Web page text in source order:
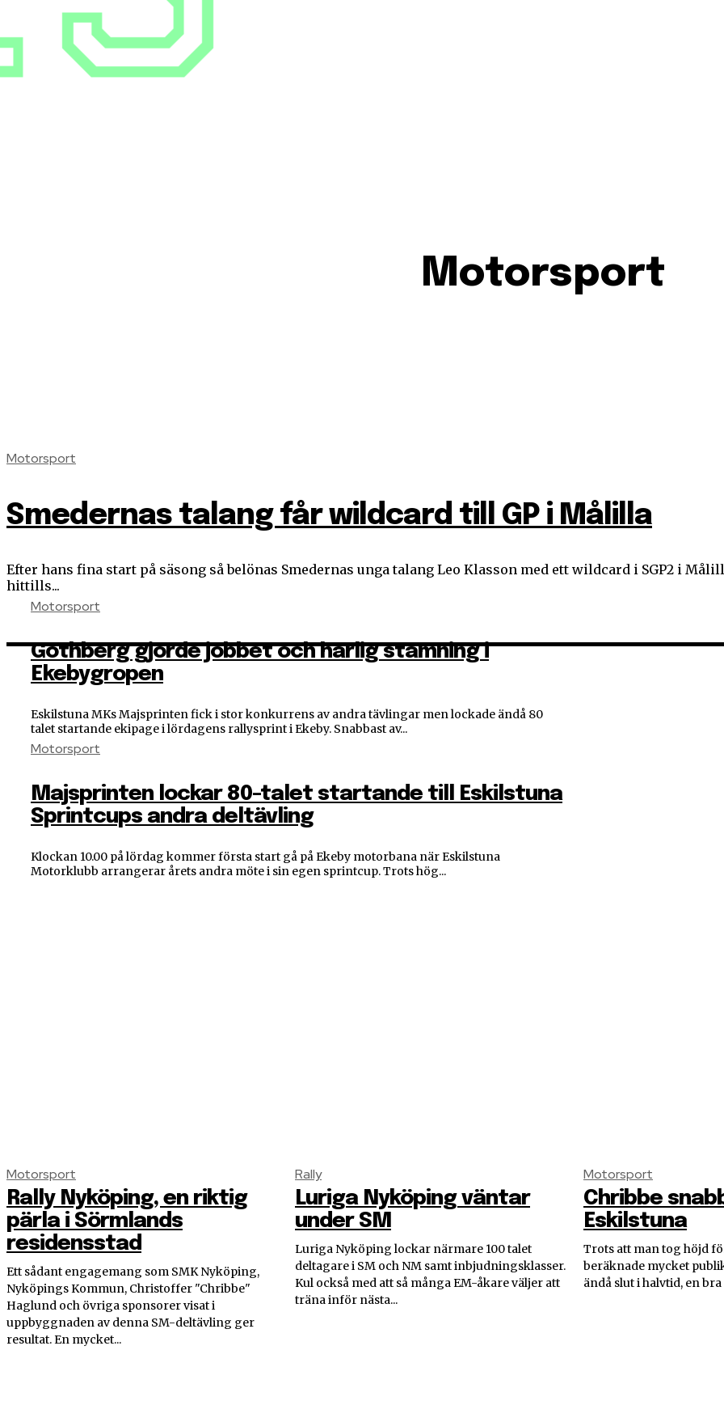
Motorsport
Motorsport
Smedernas talang får wildcard till GP i Målilla
Efter hans fina start på säsong så belönas Smedernas unga talang Leo Klasson med ett wildcard i SGP2 i Målilla. Leo Klasson har bara gjort en match för
hittills...
Motorsport
Göthberg gjorde jobbet och härlig stämning i
Ekebygropen
Eskilstuna MKs Majsprinten fick i stor konkurrens av andra tävlingar men lockade ändå 80
talet startande ekipage i lördagens rallysprint i Ekeby. Snabbast av...
Motorsport
Majsprinten lockar 80-talet startande till Eskilstuna
Sprintcups andra deltävling
Klockan 10.00 på lördag kommer första start gå på Ekeby motorbana när Eskilstuna
Motorklubb arrangerar årets andra möte i sin egen sprintcup. Trots hög...
Motorsport
Rally Nyköping, en riktig
pärla i Sörmlands
residensstad
Ett sådant engagemang som SMK Nyköping,
Nyköpings Kommun, Christoffer "Chribbe"
Haglund och övriga sponsorer visat i
uppbyggnaden av denna SM-deltävling ger
resultat. En mycket...
Rally
Luriga Nyköping väntar
under SM
Luriga Nyköping lockar närmare 100 talet
deltagare i SM och NM samt inbjudningsklasser.
Kul också med att så många EM-åkare väljer att
träna inför nästa...
Motorsport
Chribbe
Eskilstuna
Trots att man tog höjd
beräknade mycket
ändå slut i halvtid, en bra